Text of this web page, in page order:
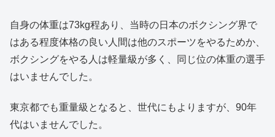
自身の体重は73kg程あり、当時の日本のボクシング界で
はある程度体格の良い人間は他のスポーツをやるためか、
ボクシングをやる人は軽量級が多く、同じ位の体重の選手
はいませんでした。
東京都でも重量級となると、世代にもよりますが、90年
代はいませんでした。